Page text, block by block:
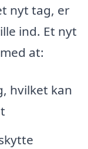
nyt tag, er
ind. Et nyt
at:
hvilket kan